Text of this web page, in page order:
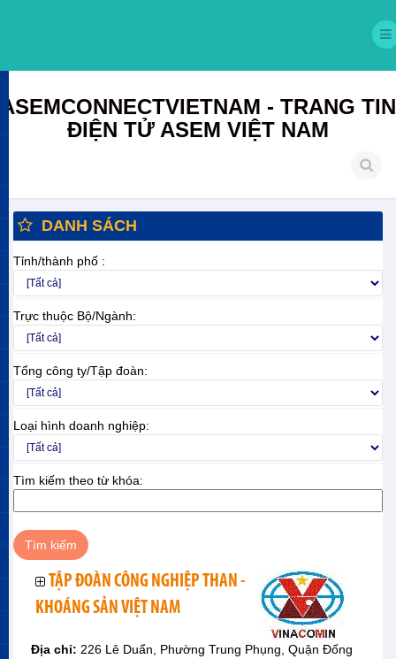
ASEMCONNECTVIETNAM - TRANG TIN
ĐIỆN TỬ ASEM VIỆT NAM
DANH SÁCH
Tỉnh/thành phố :
Trực thuộc Bộ/Ngành:
Tổng công ty/Tập đoàn:
Loại hình doanh nghiệp:
Tìm kiếm theo từ khóa:
TẬP ĐOÀN CÔNG NGHIỆP THAN -
KHOÁNG SẢN VIỆT NAM
Địa chỉ: 226 Lê Duẩn, Phường Trung Phụng, Quận Đống